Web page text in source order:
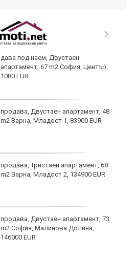
дава под наем, Двустаен
апартамент, 67 m2 София, Център,
1080 EUR
продава, Двустаен апартамент, 48
m2 Варна, Младост 1, 83900 EUR
продава, Тристаен апартамент, 68
m2 Варна, Младост 2, 134900 EUR
продава, Двустаен апартамент, 73
m2 София, Малинова Долина,
146000 EUR